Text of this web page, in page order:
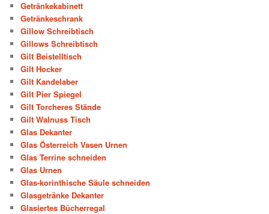
Getränkekabinett
Getränkeschrank
Gillow Schreibtisch
Gillows Schreibtisch
Gilt Beistelltisch
Gilt Hocker
Gilt Kandelaber
Gilt Pier Spiegel
Gilt Torcheres Stände
Gilt Walnuss Tisch
Glas Dekanter
Glas Österreich Vasen Urnen
Glas Terrine schneiden
Glas Urnen
Glas-korinthische Säule schneiden
Glasgetränke Dekanter
Glasiertes Bücherregal